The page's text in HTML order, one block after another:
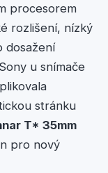
procesorem
rozlišení, nízký
dosažení
u snímače
stránku
T* 35mm
pro nový